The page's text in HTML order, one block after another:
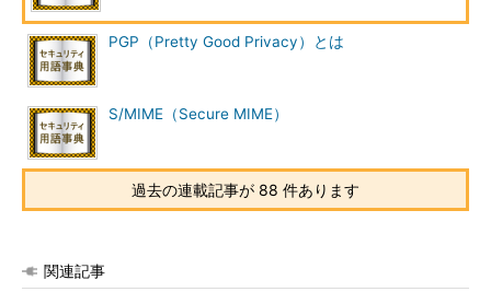
PGP（Pretty Good Privacy）とは
S/MIME（Secure MIME）
過去の連載記事が 88 件あります
関連記事